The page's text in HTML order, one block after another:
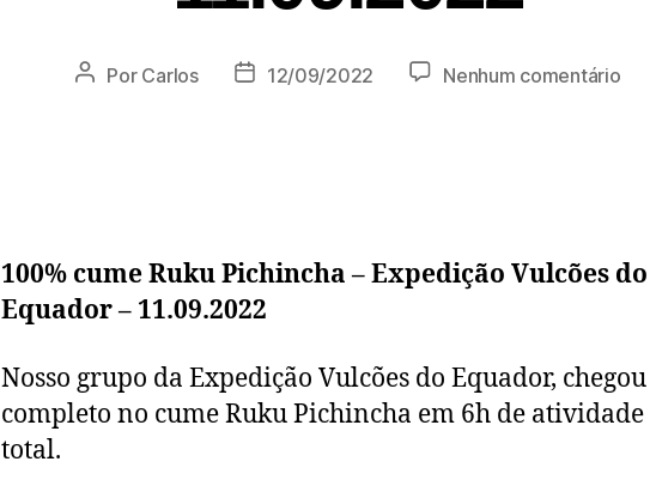
Por Carlos 12/09/2022 Nenhum comentário
100% cume Ruku Pichincha – Expedição Vulcões do
Equador – 11.09.2022
Nosso grupo da Expedição Vulcões do Equador, chegou
completo no cume Ruku Pichincha em 6h de atividade
total.